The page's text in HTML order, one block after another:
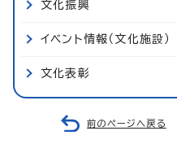
文化振興
イベント情報（文化施設）
文化表彰
前のページへ戻る